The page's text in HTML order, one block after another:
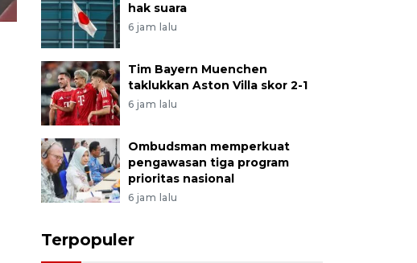
hak suara
6 jam lalu
Tim Bayern Muenchen
taklukkan Aston Villa skor 2-1
6 jam lalu
Ombudsman memperkuat
pengawasan tiga program
prioritas nasional
6 jam lalu
Terpopuler